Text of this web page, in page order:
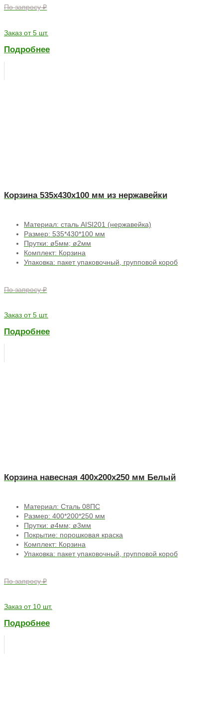
По запросу ₽
Заказ от 5 шт.
Подробнее
Корзина 535х430х100 мм из нержавейки
Материал: сталь AISI201 (нержавейка)
Размер: 535*430*100 мм
Прутки: ø5мм; ø2мм
Комплект: Корзина
Упаковка: пакет упаковочный, групповой короб
По запросу ₽
Заказ от 5 шт.
Подробнее
Корзина навесная 400х200х250 мм Белый
Материал: Сталь 08ПС
Размер: 400*200*250 мм
Прутки: ø4мм; ø3мм
Покрытие: порошковая краска
Комплект: Корзина
Упаковка: пакет упаковочный, групповой короб
По запросу ₽
Заказ от 10 шт.
Подробнее